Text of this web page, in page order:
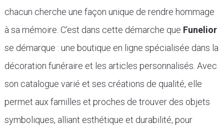
chacun cherche une façon unique de rendre hommage
à sa mémoire. C’est dans cette démarche que Funelior
se démarque : une boutique en ligne spécialisée dans la
décoration funéraire et les articles personnalisés. Avec
son catalogue varié et ses créations de qualité, elle
permet aux familles et proches de trouver des objets
symboliques, alliant esthétique et durabilité, pour